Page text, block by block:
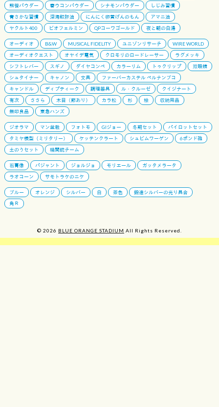
熊笹パウダー
春ウコンパウダー シナモンパウダー
しじみ習慣
青さかな習慣
深海鮫肝油 にんにく卵黄げんのもん
アマニ油
ヤクルト400
ビオフェルミン QPコーワゴールド 夜と朝の白湯
オーディオ B&W MUSICAL FIDELITY ユニゾンリサーチ
WIRE WORLD
オーディオクエスト
オヤイデ電気 クロモリのロードレーサー
ラグメッキ
シフトレバー
スギノ ダイヤコンペ カラーリム トゥクリップ
双眼鏡
シュタイナー
キャノン 文具
ファーバーカステル ペルナンブコ
キャンドル
ディプティーク 調理器具 ル・クルーゼ
クイジナート
有次
ささら 木目（節あり） カラ松 杉 桧
収納用品
無印良品
東急ハンズ
ジオラマ マン盆栽 フォトモ GIジョー 冬期セット
パイロットセット
タミヤ模型（ミリタリー）
ケッテンクラート シュビムワーゲン
6ポンド砲
土のうセット
機関銃チーム
石膏像 パジャント ジョルジョ モリエール
ガッタメラータ
ラオコーン
サモトラケのニケ
ブルー オレンジ シルバー 白 茶色
鍛造シルバーの光り具合
角Ｒ
© 2026 BLUE ORANGE STADIUM All Rights Reserved.